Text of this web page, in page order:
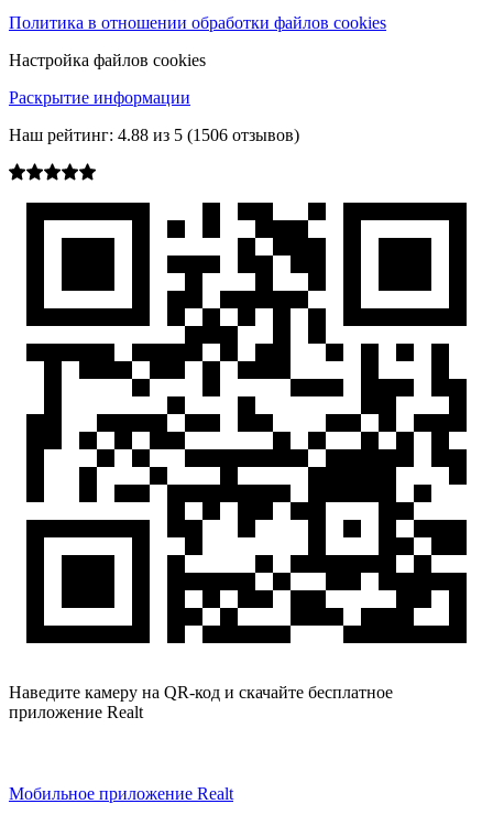
Политика в отношении обработки файлов cookies
Настройка файлов cookies
Раскрытие информации
Наш рейтинг: 4.88 из 5 (1506 отзывов)
Наведите камеру на QR-код и скачайте бесплатное
приложение Realt
Мобильное приложение Realt